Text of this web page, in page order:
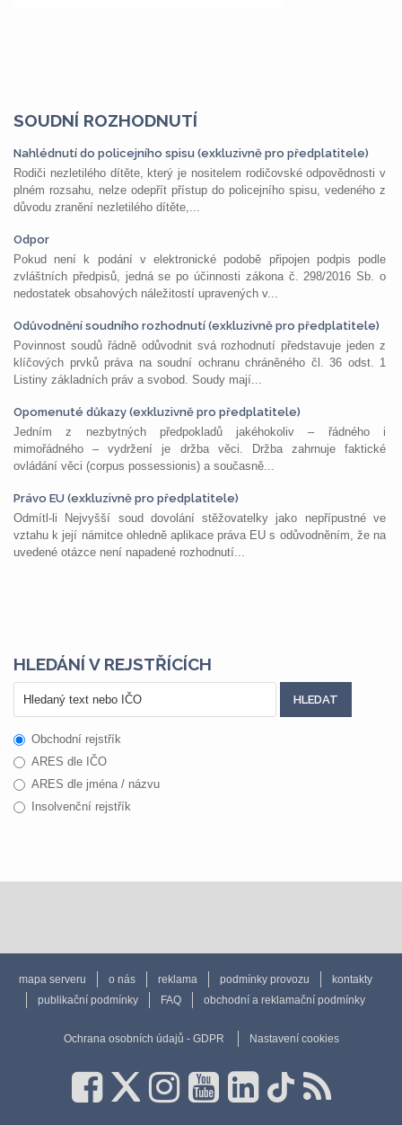
SOUDNÍ ROZHODNUTÍ
Nahlédnutí do policejního spisu (exkluzivně pro předplatitele)
Rodiči nezletilého dítěte, který je nositelem rodičovské odpovědnosti v
plném rozsahu, nelze odepřít přístup do policejního spisu, vedeného z
důvodu zranění nezletilého dítěte,...
Odpor
Pokud není k podání v elektronické podobě připojen podpis podle
zvláštních předpisů, jedná se po účinnosti zákona č. 298/2016 Sb. o
nedostatek obsahových náležitostí upravených v...
Odůvodnění soudního rozhodnutí (exkluzivně pro předplatitele)
Povinnost soudů řádně odůvodnit svá rozhodnutí představuje jeden z
klíčových prvků práva na soudní ochranu chráněného čl. 36 odst. 1
Listiny základních práv a svobod. Soudy mají...
Opomenuté důkazy (exkluzivně pro předplatitele)
Jedním z nezbytných předpokladů jakéhokoliv – řádného i
mimořádného – vydržení je držba věci. Držba zahrnuje faktické
ovládání věci (corpus possessionis) a současně...
Právo EU (exkluzivně pro předplatitele)
Odmítl-li Nejvyšší soud dovolání stěžovatelky jako nepřípustné ve
vztahu k její námitce ohledně aplikace práva EU s odůvodněním, že na
uvedené otázce není napadené rozhodnutí...
HLEDÁNÍ V REJSTŘÍCÍCH
Obchodní rejstřík
ARES dle IČO
ARES dle jména / názvu
Insolvenční rejstřík
mapa serveru o nás reklama podmínky provozu
kontakty
publikační podmínky
FAQ obchodní a reklamační podmínky
Ochrana osobních údajů - GDPR Nastavení cookies